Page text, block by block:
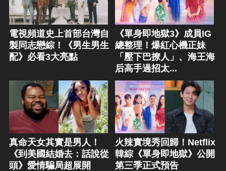
電視頻道史上首部台灣自
製同志戀綜！《男生男生
配》必看3大亮點
《單身即地獄3》成員IG
總整理！爆紅心機正妹
「壓下巴撩人」、海王海
后高手過招太...
真命天女其實是男人！
《到美國結婚去：話說從
頭》愛情騙局超展開
火辣實境秀回歸！Netflix
韓綜《單身即地獄》公開
第三季正式預告